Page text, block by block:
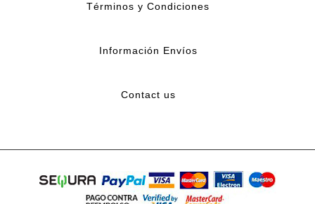
Términos y Condiciones
Información Envíos
Contact us